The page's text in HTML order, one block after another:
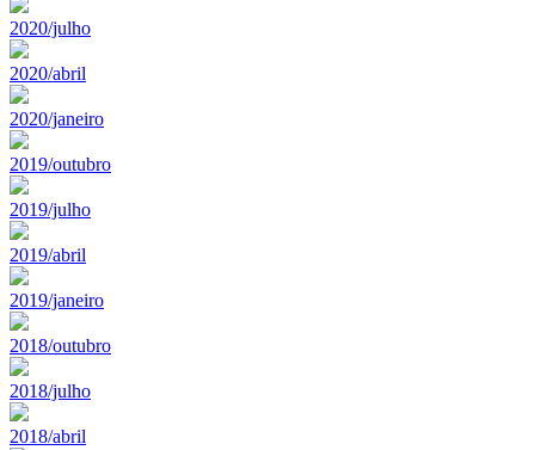
2020/julho
2020/abril
2020/janeiro
2019/outubro
2019/julho
2019/abril
2019/janeiro
2018/outubro
2018/julho
2018/abril